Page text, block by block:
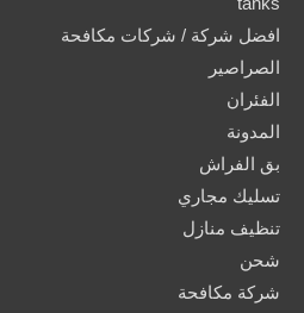
افضل شركة / شركات مكافحة
الصراصير
الفئران
المدونة
بق الفراش
تسليك مجاري
تنظيف منازل
شحن
شركة مكافحة